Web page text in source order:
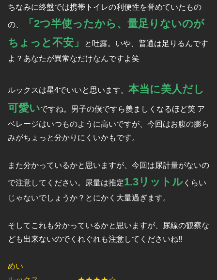
ちなみに終盤では携帯トイレの利便性を誉めていたもの
の、
「2つ半使ったから、量足りないのが
ちょっと不安」
と吐露。いや、普通は足りるんです
よ？あなたが異常なだけなんですよ笑
ルックスは星4でいいと思います。 本当に美人だし
可愛いですね。男子の僕ですら羨ましくなるほど笑 ア
ベレージはいつものように高いですが、今回はお腹の膨ら
みがちょっと分かりにくいかもです。
また分かっているかと思いますが、今回は尿計量がないの
で注意してください。尿量は推定1.3リットル くらい
じゃないでしょうか？とにかく大量過ぎます。
そしてこれも分かっているかと思いますが、尿線の観察な
ども出来ないのでくれぐれも注意してくださいね!!
めい